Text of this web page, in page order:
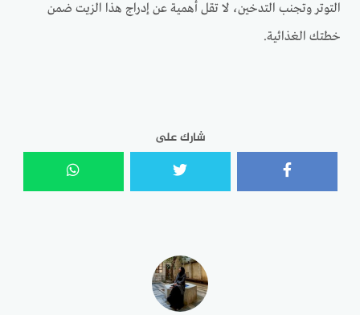
التوتر وتجنب التدخين، لا تقل أهمية عن إدراج هذا الزيت ضمن
خطتك الغذائية.
شارك على